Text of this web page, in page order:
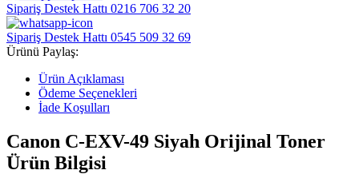
Sipariş Destek Hattı 0216 706 32 20
Sipariş Destek Hattı 0545 509 32 69
Ürünü Paylaş:
Ürün Açıklaması
Ödeme Seçenekleri
İade Koşulları
Canon C-EXV-49 Siyah Orijinal Toner
Ürün Bilgisi